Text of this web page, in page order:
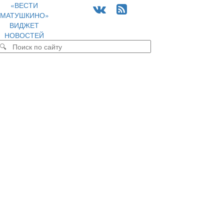
«ВЕСТИ
МАТУШКИНО»
ВИДЖЕТ
НОВОСТЕЙ